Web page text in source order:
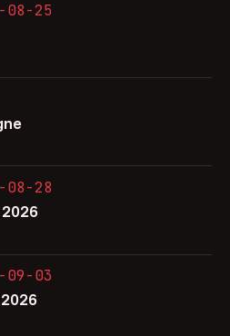
25
28
03